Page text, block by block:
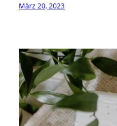
März 20, 2023